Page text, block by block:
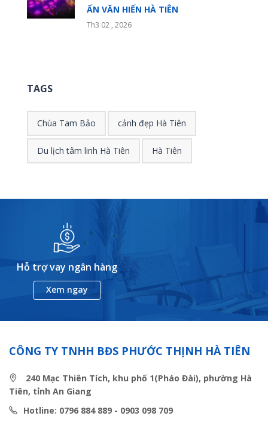
ẤN VĂN HIẾN HÀ TIÊN
Th3 02 , 2026
TAGS
Chùa Tam Bảo cảnh đẹp Hà Tiên
Du lịch tâm linh Hà Tiên Hà Tiên
Hỗ trợ vay ngân hàng
Xem ngay
CÔNG TY TNHH BĐS PHƯỚC THỊNH HÀ TIÊN
240 Mạc Thiên Tích, khu phố 1(Pháo Đài), phường Hà
Tiên, tỉnh An Giang
Hotline: 0796 884 889 - 0903 098 709